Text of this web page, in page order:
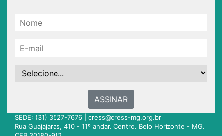
ASSINAR
SEDE: (31) 3527-7676 | cress@cress-mg.org.br
Rua Guajajaras, 410 - 11º andar. Centro. Belo Horizonte - MG.